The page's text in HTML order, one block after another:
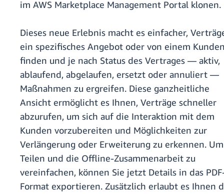
im AWS Marketplace Management Portal klonen.
Dieses neue Erlebnis macht es einfacher,
ein spezifisches Angebot oder von einem
finden und je nach Status des Vertrages — aktiv,
ablaufend, abgelaufen, ersetzt oder annuliert —
Maßnahmen zu ergreifen. Diese ganzheitliche
Ansicht ermöglicht es Ihnen, Verträge schneller
abzurufen, um sich auf die Interaktion mit dem
Kunden vorzubereiten und Möglichkeiten zur
Verlängerung oder Erweiterung zu erkennen.
Teilen und die Offline-Zusammenarbeit zu
vereinfachen, können Sie jetzt Details in das
Format exportieren. Zusätzlich erlaubt es Ihnen